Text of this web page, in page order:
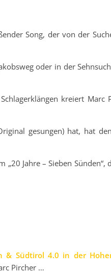
Song, der von der
oder in der
kreiert Marc
gesungen) hat, hat
„20 Jahre – Sieben Sünden“,
& Südtirol 4.0 in der
Pircher …